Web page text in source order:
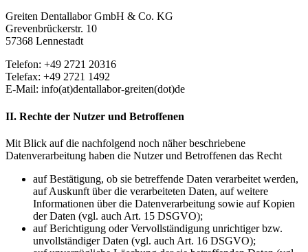
Greiten Dentallabor GmbH & Co. KG
Grevenbrückerstr. 10
57368 Lennestadt
Telefon: +49 2721 20316
Telefax: +49 2721 1492
E-Mail: info(at)dentallabor-greiten(dot)de
II. Rechte der Nutzer und Betroffenen
Mit Blick auf die nachfolgend noch näher beschriebene
Datenverarbeitung haben die Nutzer und Betroffenen das Recht
auf Bestätigung, ob sie betreffende Daten verarbeitet werden,
auf Auskunft über die verarbeiteten Daten, auf weitere
Informationen über die Datenverarbeitung sowie auf Kopien
der Daten (vgl. auch Art. 15 DSGVO);
auf Berichtigung oder Vervollständigung unrichtiger bzw.
unvollständiger Daten (vgl. auch Art. 16 DSGVO);